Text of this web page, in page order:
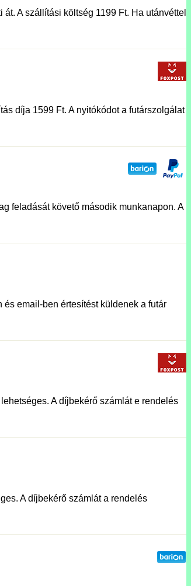
A szállítási költség 1199 Ft. Ha utánvéttel
díja 1599 Ft. A nyitókódot a futárszolgálat
feladását követő második munkanapon. A
email-ben értesítést küldenek a futár
A díjbekérő számlát e rendelés
A díjbekérő számlát a rendelés